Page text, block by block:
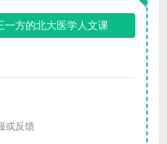
一方的北大医学人文课
或反馈